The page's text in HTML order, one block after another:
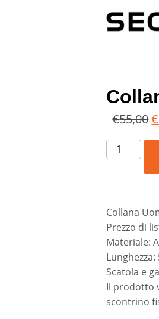
€55,00€
Collana
Prezzo di
Materiale:
Lunghezza:
Scatola e
Il prodotto
scontrino